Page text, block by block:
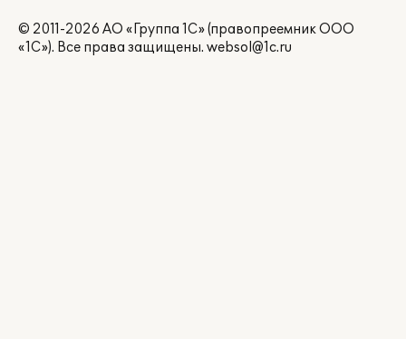
© 2011-2026 АО «Группа 1С» (правопреемник ООО
«1С»). Все права защищены. websol@1c.ru